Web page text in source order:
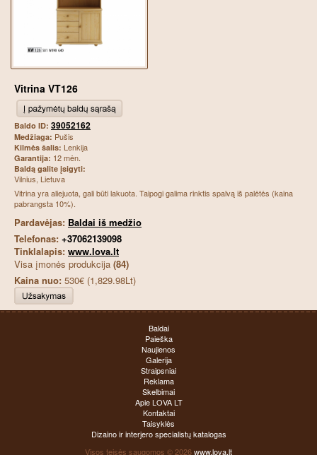
Vitrina VT126
Baldo ID: 39052162
Medžiaga: Pušis
Kilmės šalis: Lenkija
Garantija: 12 mėn.
Baldą galite įsigyti:
Vilnius, Lietuva
Vitrina yra aliejuota, gali būti lakuota. Taipogi galima rinktis spalvą iš palėtės (kaina
pabrangsta 10%).
Pardavėjas: Baldai iš medžio
Telefonas: +37062139098
Tinklalapis: www.lova.lt
Visa įmonės produkcija (84)
Kaina nuo: 530€ (1,829.98Lt)
Baldai
Paieška
Naujienos
Galerija
Straipsniai
Reklama
Skelbimai
Apie LOVA LT
Kontaktai
Taisyklės
Dizaino ir interjero specialistų katalogas
Visos teisės saugomos © 2026www.lova.lt